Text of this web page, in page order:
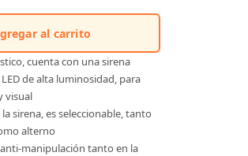
al carrito
cuenta con una sirena
de alta luminosidad, para
visual
sirena, es seleccionable, tanto
alterno
manipulación tanto en la